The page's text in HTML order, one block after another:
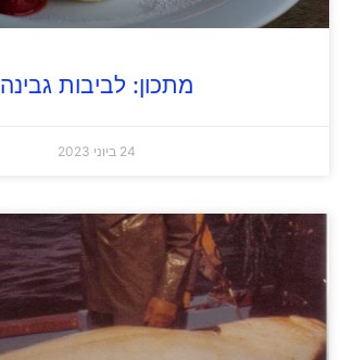
מתכון: לביבות גבינה
24 ביוני 2023